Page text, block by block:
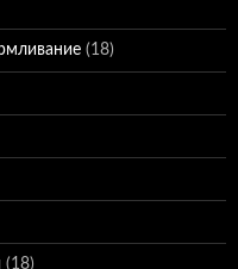
(18)
(18)